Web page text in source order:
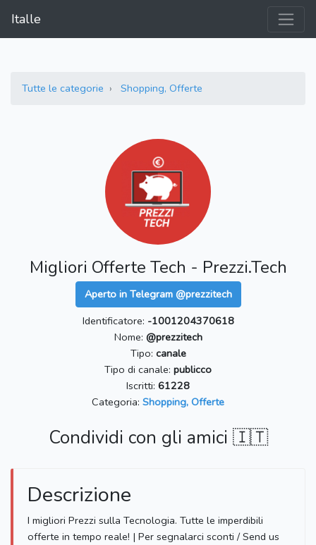
Italle
Tutte le categorie Shopping, Offerte
Migliori Offerte Tech - Prezzi.Tech
Aperto in Telegram @prezzitech
Identificatore: -1001204370618
Nome: @prezzitech
Tipo: canale
Tipo di canale: publicco
Iscritti: 61228
Categoria: Shopping, Offerte
Condividi con gli amici 🇮🇹
Descrizione
I migliori Prezzi sulla Tecnologia. Tutte le imperdibili
offerte in tempo reale! | Per segnalarci sconti / Send us